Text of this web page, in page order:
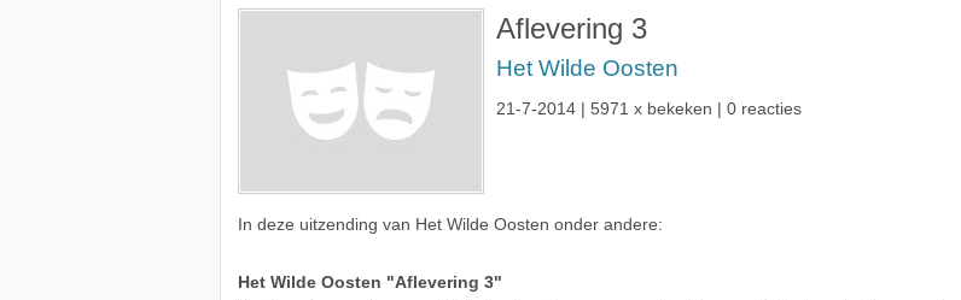
Aflevering 3
Het Wilde Oosten
21-7-2014 | 5971 x bekeken | 0 reacties
In deze uitzending van Het Wilde Oosten onder andere:
Het Wilde Oosten "Aflevering 3"